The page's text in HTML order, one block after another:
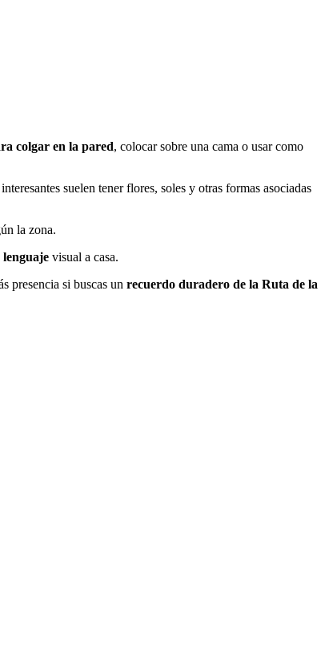
colgar en la pared, colocar sobre una cama o usar como
suelen tener flores, soles y otras formas asociadas
la zona.
lenguaje visual a casa.
presencia si buscas un recuerdo duradero de la Ruta de la